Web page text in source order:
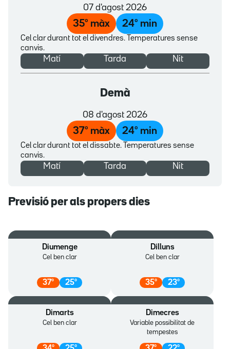
07 d'agost 2026
35º màx 24º min
Cel clar durant tot el divendres. Temperatures sense
canvis.
Matí Tarda Nit
Demà
08 d'agost 2026
37º màx 24º min
Cel clar durant tot el dissabte. Temperatures sense
canvis.
Matí Tarda Nit
Previsió per als propers dies
Diumenge
Cel ben clar
37º 25º
Dilluns
Cel ben clar
35º 23º
Dimarts
Cel ben clar
Dimecres
Variable possibilitat de
tempestes